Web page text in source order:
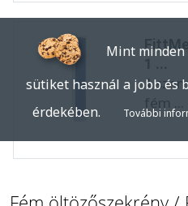
1
fém ...
Mint minden
sütiket használ a jobb és
érdekében.
További